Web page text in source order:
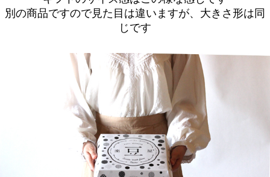
別の商品ですので見た目は違いますが、大きさ形は同
じです